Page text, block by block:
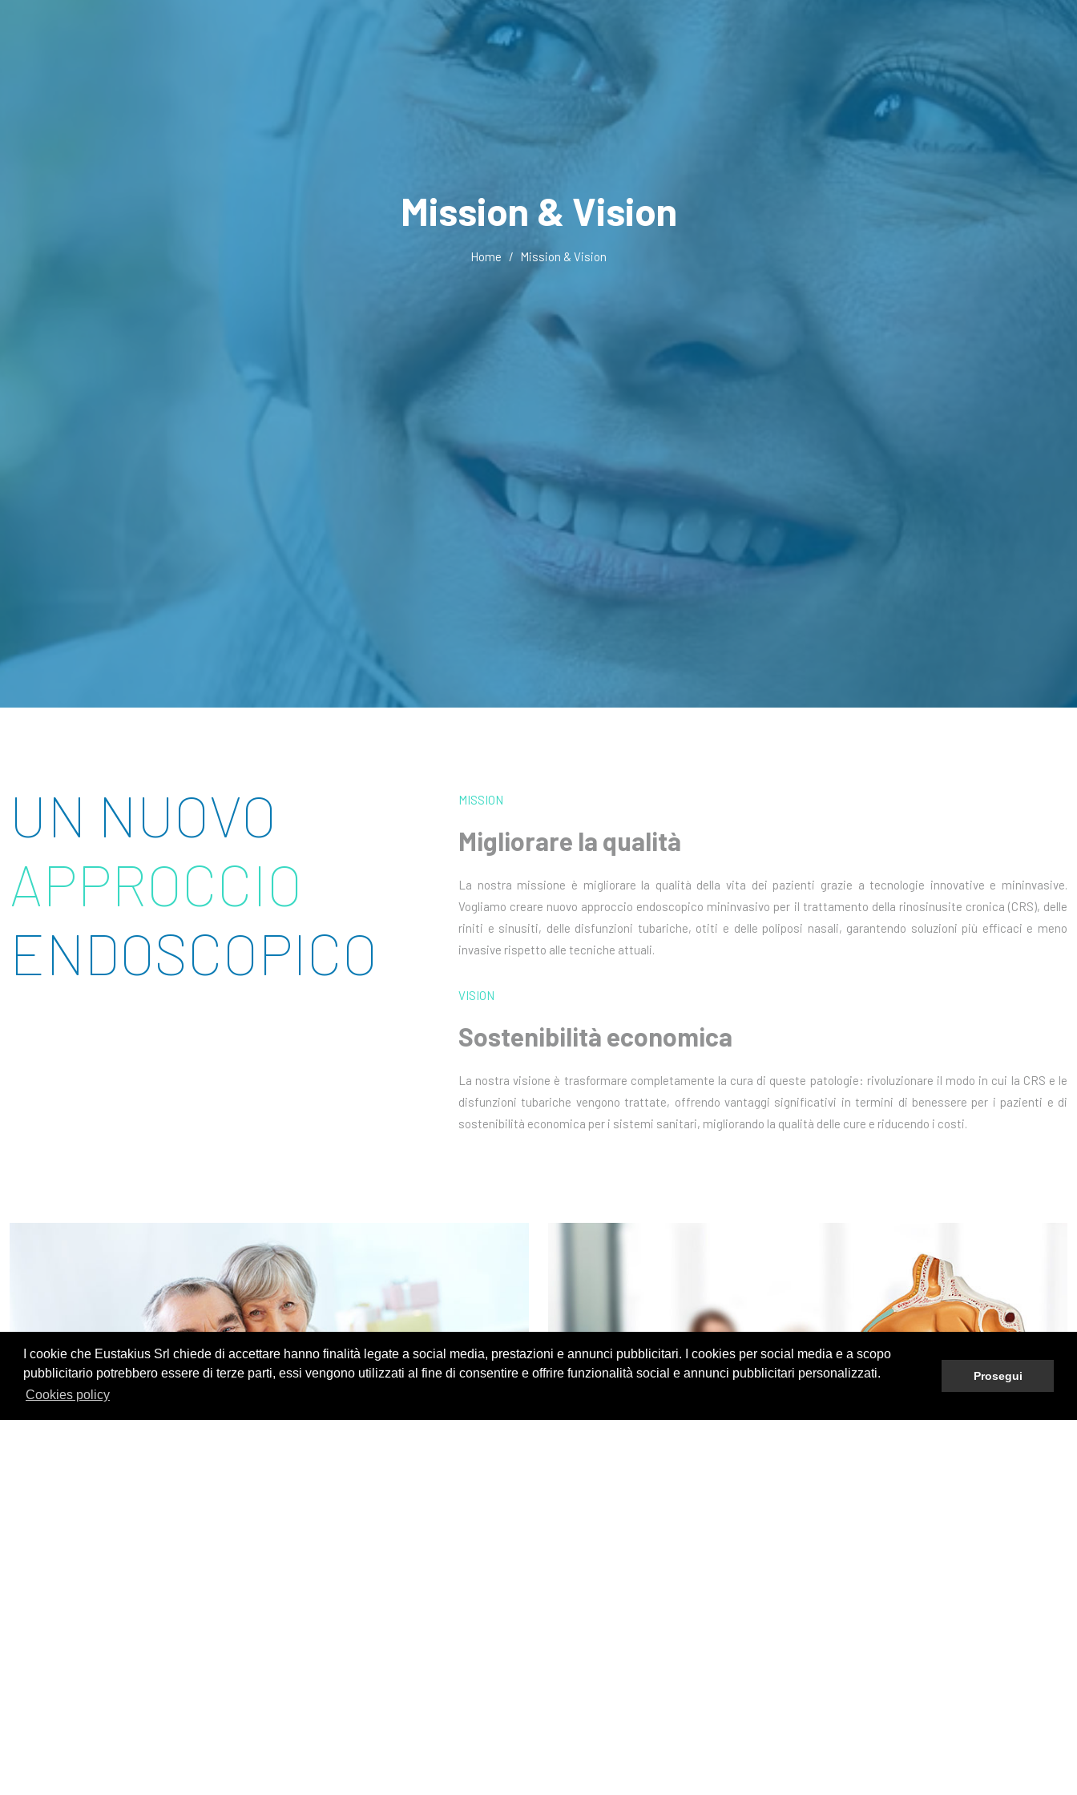
I cookie che Eustakius Srl chiede di accettare hanno finalità legate a social media, prestazioni e annunci pubblicitari. I cookies per social media e a scopo
pubblicitario potrebbero essere di terze parti, essi vengono utilizzati al fine di consentire e offrire funzionalità social e annunci pubblicitari personalizzati.
Cookies policy
Prosegui
Mission & Vision
Home Mission & Vision
UN NUOVO
APPROCCIO
ENDOSCOPICO
MISSION
Migliorare la qualità
La nostra missione è migliorare la qualità della vita dei pazienti grazie a tecnologie innovative e mininvasive.
Vogliamo creare nuovo approccio endoscopico mininvasivo per il trattamento della rinosinusite cronica (CRS), delle
riniti e sinusiti, delle disfunzioni tubariche, otiti e delle poliposi nasali, garantendo soluzioni più efficaci e meno
invasive rispetto alle tecniche attuali.
VISION
Sostenibilità economica
La nostra visione è trasformare completamente la cura di queste patologie: rivoluzionare il modo in cui la CRS e le
disfunzioni tubariche vengono trattate, offrendo vantaggi significativi in termini di benessere per i pazienti e di
sostenibilità economica per i sistemi sanitari, migliorando la qualità delle cure e riducendo i costi.